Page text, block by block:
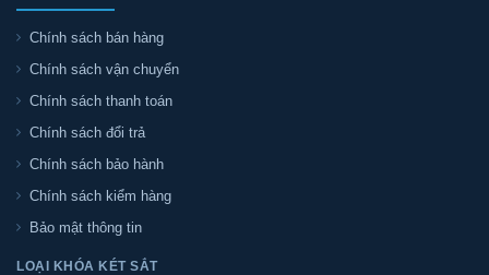
Chính sách bán hàng
Chính sách vận chuyển
Chính sách thanh toán
Chính sách đổi trả
Chính sách bảo hành
Chính sách kiểm hàng
Bảo mật thông tin
LOẠI KHÓA KÉT SẮT